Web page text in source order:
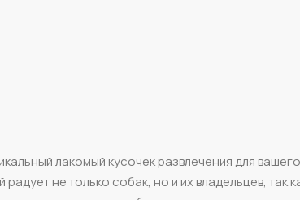
лакомый кусочек развлечения для
не только собак, но и их владельцев, так